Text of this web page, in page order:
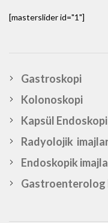
[masterslider id="1"]
Gastroskopi
Kolonoskopi
Kapsül Endoskopi
Radyolojik
Endoskopik
Gastroenterolog